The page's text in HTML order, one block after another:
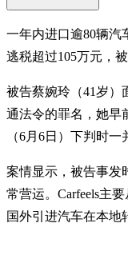
一年内进口逾80辆汽
逃税超过105万元，
被告蔡婉玲（41岁）
通法令的罪名，她早
（6月6日）下判时一
案情显示，被告事发
常营运。Carfeels主
国外引进汽车在本地